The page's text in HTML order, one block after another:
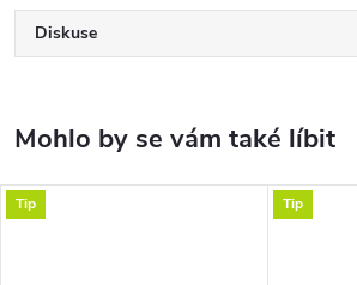
Diskuse
Tip Tip